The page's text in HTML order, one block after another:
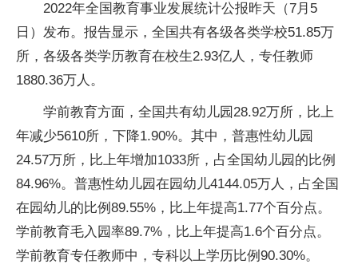
2022年全国教育事业发展统计公报昨天（7月5
日）发布。报告显示，全国共有各级各类学校51.85万
所，各级各类学历教育在校生2.93亿人，专任教师
1880.36万人。
学前教育方面，全国共有幼儿园28.92万所，比上
年减少5610所，下降1.90%。其中，普惠性幼儿园
24.57万所，比上年增加1033所，占全国幼儿园的比例
84.96%。普惠性幼儿园在园幼儿4144.05万人，占全国
在园幼儿的比例89.55%，比上年提高1.77个百分点。
学前教育毛入园率89.7%，比上年提高1.6个百分点。
学前教育专任教师中，专科以上学历比例90.30%。